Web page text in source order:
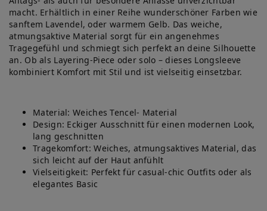
macht. Erhältlich in einer Reihe wunderschöner Farben wie
sanftem Lavendel, oder warmem Gelb. Das weiche,
atmungsaktive Material sorgt für ein angenehmes
Tragegefühl und schmiegt sich perfekt an deine Silhouette
an. Ob als Layering-Piece oder solo – dieses Longsleeve
kombiniert Komfort mit Stil und ist vielseitig einsetzbar.
Material: Weiches Tencel- Material
Design: Eckiger Ausschnitt für einen modernen Look,
lang geschnitten
Tragekomfort: Weiches, atmungsaktives Material, das
sich leicht auf der Haut anfühlt
Vielseitigkeit: Perfekt für casual-chic Outfits oder als
elegantes Basic